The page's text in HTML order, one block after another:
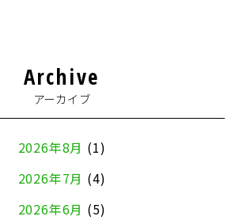
Archive
アーカイブ
2026年8月 (1)
2026年7月 (4)
2026年6月 (5)